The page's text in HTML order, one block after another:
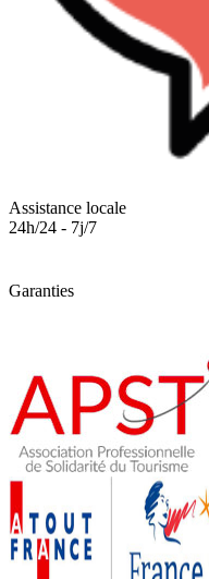
Assistance locale
24h/24 - 7j/7
Garanties